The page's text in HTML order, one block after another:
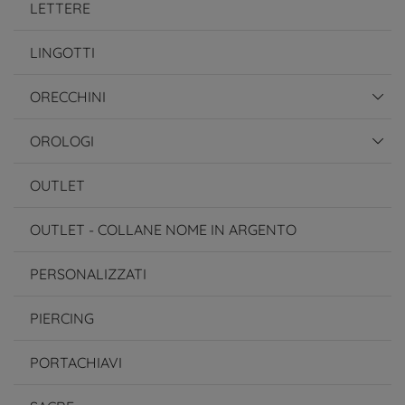
LETTERE
LINGOTTI
ORECCHINI
OROLOGI
OUTLET
OUTLET - COLLANE NOME IN ARGENTO
PERSONALIZZATI
PIERCING
PORTACHIAVI